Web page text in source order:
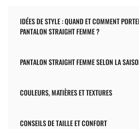
IDÉES DE STYLE : QUAND ET COMMENT
PANTALON STRAIGHT FEMME ?
PANTALON STRAIGHT FEMME SELON LA
COULEURS, MATIÈRES ET TEXTURES
CONSEILS DE TAILLE ET CONFORT